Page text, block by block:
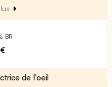
BR
de l'oeil